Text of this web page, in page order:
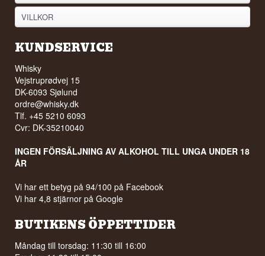
VILLKOR
KUNDSERVICE
Whisky
Vejstruprødvej 15
DK-6093 Sjølund
ordre@whisky.dk
Tlf. +45 5210 6093
Cvr: DK-35210040
INGEN FÖRSÄLJNING AV ALKOHOL TILL UNGA UNDER 18
ÅR
Vi har ett betyg på 94/100 på Facebook
Vi har 4,8 stjärnor på Google
BUTIKENS ÖPPETTIDER
Måndag till torsdag: 11:30 till 16:00